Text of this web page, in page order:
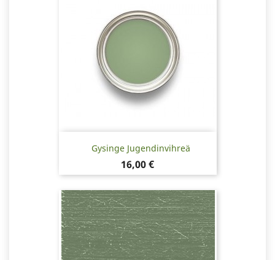
Gysinge Jugendinvihreä
Hinta
16,00 €